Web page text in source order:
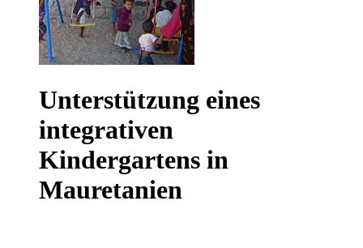
Unterstützung eines
integrativen
Kindergartens in
Mauretanien